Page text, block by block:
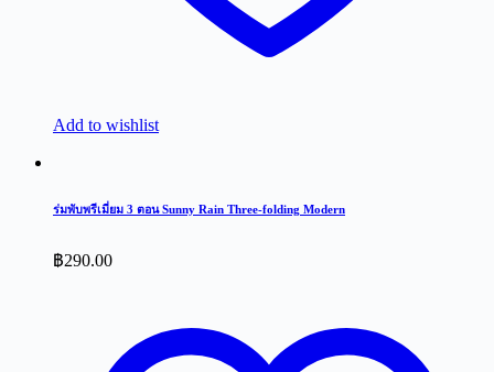
Add to wishlist
ร่มพับพรีเมี่ยม 3 ตอน Sunny Rain Three-folding Modern
฿290.00